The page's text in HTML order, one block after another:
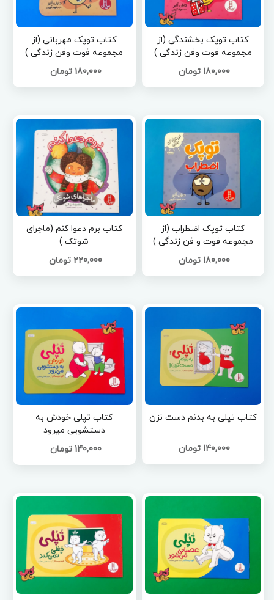
کتاب توپک بخشندگی (از
مجموعه فوت وفن زندگی )
180,000 تومان
کتاب توپک مهربانی (از
مجموعه فوت وفن زندگی )
180,000 تومان
کتاب توپک اضطراب (از
مجموعه فوت و فن زندگی )
180,000 تومان
کتاب برم دعوا کنم (ماجرای
شوتک )
220,000 تومان
کتاب تپلی به بدنم دست نزن
140,000 تومان
کتاب تپلی خودش به
دستشویی میرود
140,000 تومان